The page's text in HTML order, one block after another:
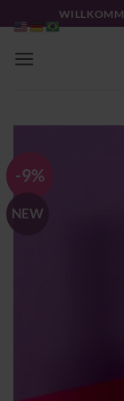
Inhalt
springen
-9%
NEW